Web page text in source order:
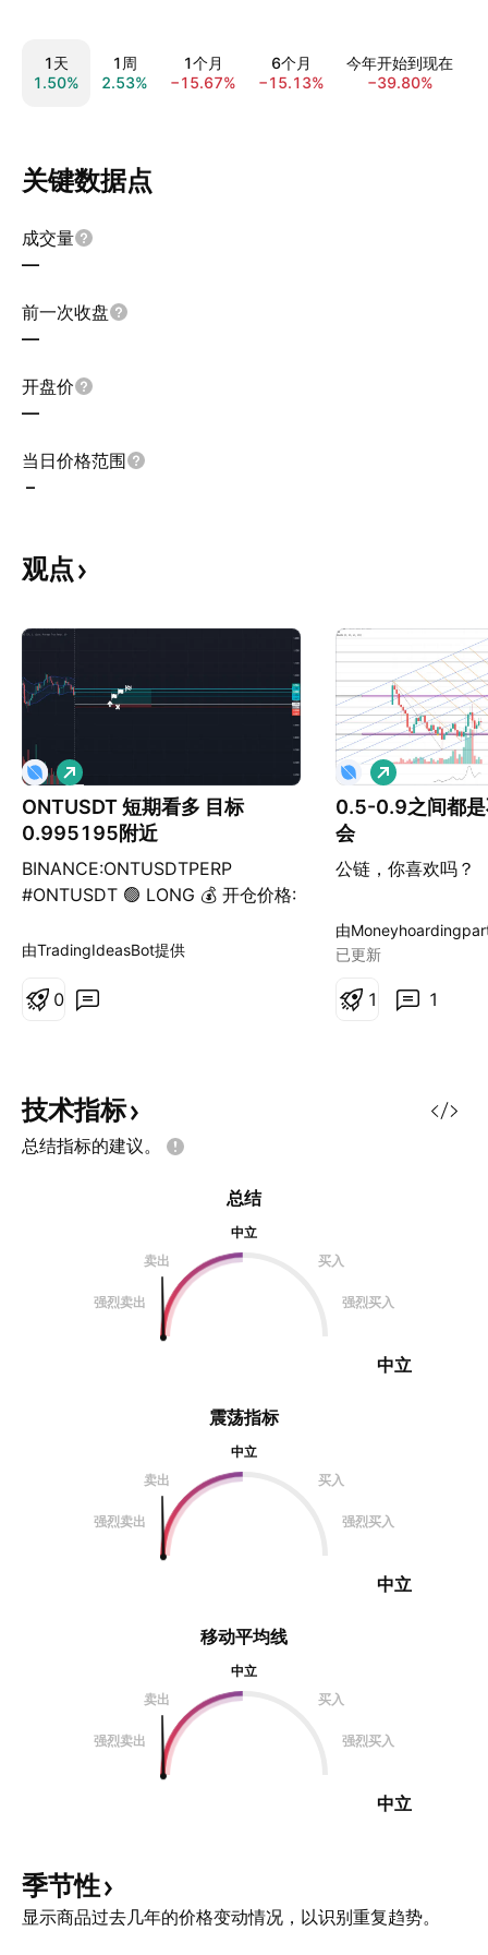
1天
1.50%
1周
2.53%
1个月
−15.67%
6个月
−15.13%
今年开始到现在
−39.80%
关键数据点
成交量
—
前一次收盘
—
开盘价
—
当日价格范围
–
观点
ONTUSDT 短期看多 目标
0.995195附近
BINANCE:ONTUSDTPERP
#ONTUSDT 🟢 LONG 💰 开仓价格:
📈 指数: 一般 止盈/止损 0:
0.983015/0.944968 止盈/止损 2:
做
多
由TradingIdeasBot提供
0
0.5-0.9之间都是
会
公链，你喜欢吗？
做
多
由
已更新
1
1
技术指标
总结指标的建议。
震荡指标
中立
卖出
买入
强烈卖出 强烈买入
中立
总结
中立
卖出
买入
强烈卖出 强烈买入
中立
移动平均线
中立
卖出
买入
强烈卖出 强烈买入
中立
季节性
显示商品过去几年的价格变动情况，以识别重复趋势。